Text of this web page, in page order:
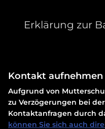
Erklärung zur
Kontakt aufnehmen
Aufgrund von
zu Verzögerungen bei
Kontaktanfragen durch
können Sie sich auch